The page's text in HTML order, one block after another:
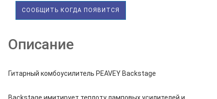
СООБЩИТЬ КОГДА ПОЯВИТСЯ
Описание
Гитарный комбоусилитель PEAVEY Backstage